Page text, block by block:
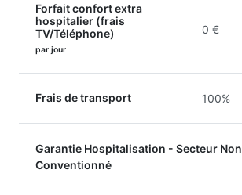
Forfait confort extra
hospitalier (frais
TV/Téléphone)
par jour
0 €
Frais de transport 100%
Garantie Hospitalisation - Secteur Non
Conventionné